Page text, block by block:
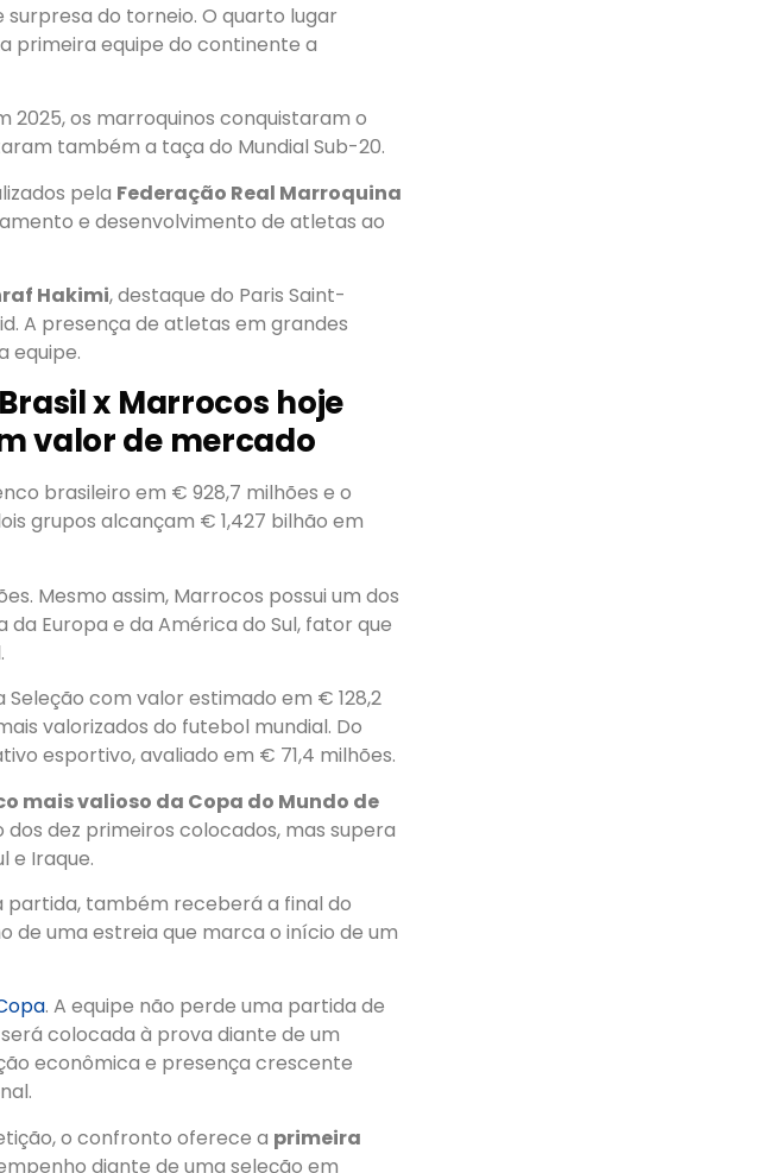
do torneio. O quarto lugar
primeira equipe do continente a
2025, os marroquinos conquistaram o
também a taça do Mundial Sub-20.
pela Federação Real Marroquina
e desenvolvimento de atletas ao
Hakimi, destaque do Paris Saint-
A presença de atletas em grandes
equipe.
x Marrocos hoje
valor de mercado
brasileiro em € 928,7 milhões e o
grupos alcançam € 1,427 bilhão em
Mesmo assim, Marrocos possui um dos
Europa e da América do Sul, fator que
com valor estimado em € 128,2
valorizados do futebol mundial. Do
esportivo, avaliado em € 71,4 milhões.
mais valioso da Copa do Mundo de
dez primeiros colocados, mas supera
e Iraque.
partida, também receberá a final do
de uma estreia que marca o início de um
. A equipe não perde uma partida de
colocada à prova diante de um
econômica e presença crescente
o confronto oferece a primeira
diante de uma seleção em